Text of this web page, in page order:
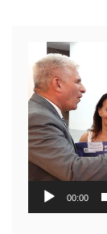
Reproductor
de
video
00:00